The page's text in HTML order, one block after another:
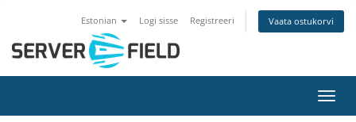
Estonian Logi sisse Registreeri Vaata ostukorvi